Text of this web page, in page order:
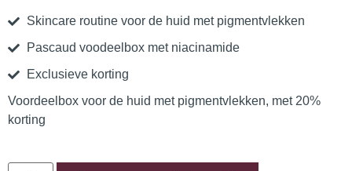
Skincare routine voor de huid met pigmentvlekken
Pascaud voodeelbox met niacinamide
Exclusieve korting
Voordeelbox voor de huid met pigmentvlekken, met 20%
korting